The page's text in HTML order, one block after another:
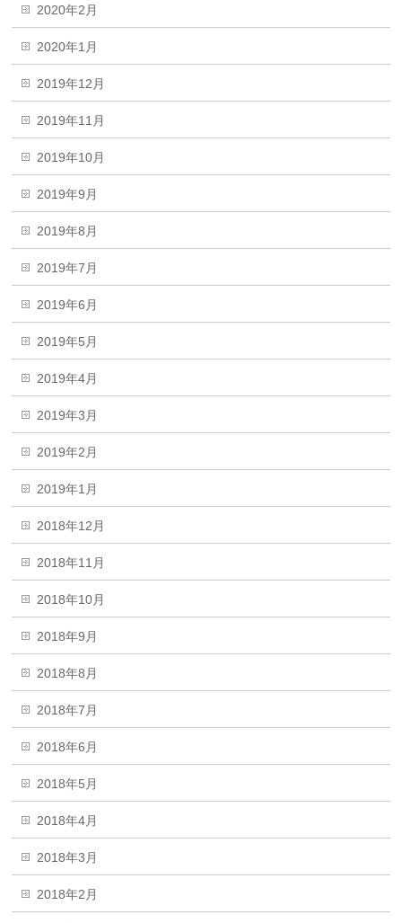
2020年2月
2020年1月
2019年12月
2019年11月
2019年10月
2019年9月
2019年8月
2019年7月
2019年6月
2019年5月
2019年4月
2019年3月
2019年2月
2019年1月
2018年12月
2018年11月
2018年10月
2018年9月
2018年8月
2018年7月
2018年6月
2018年5月
2018年4月
2018年3月
2018年2月